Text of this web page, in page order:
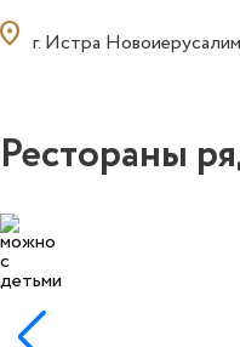
г. Истра
Рестораны